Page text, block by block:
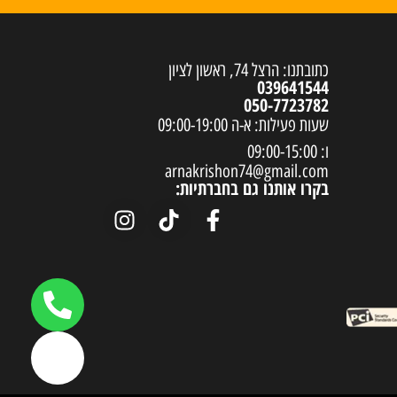
כתובתנו: הרצל 74, ראשון לציון
039641544
050-7723782
שעות פעילות: א-ה 09:00-19:00
ו: 09:00-15:00
arnakrishon74@gmail.com
בקרו אותנו גם בחברתיות: